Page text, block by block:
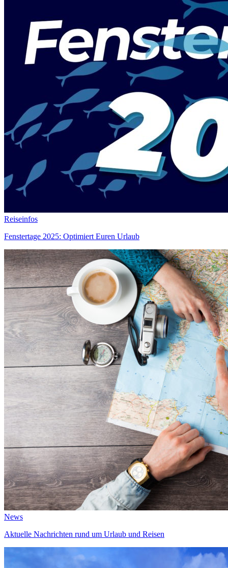
Reiseinfos
Fenstertage 2025: Optimiert Euren Urlaub
News
Aktuelle Nachrichten rund um Urlaub und Reisen